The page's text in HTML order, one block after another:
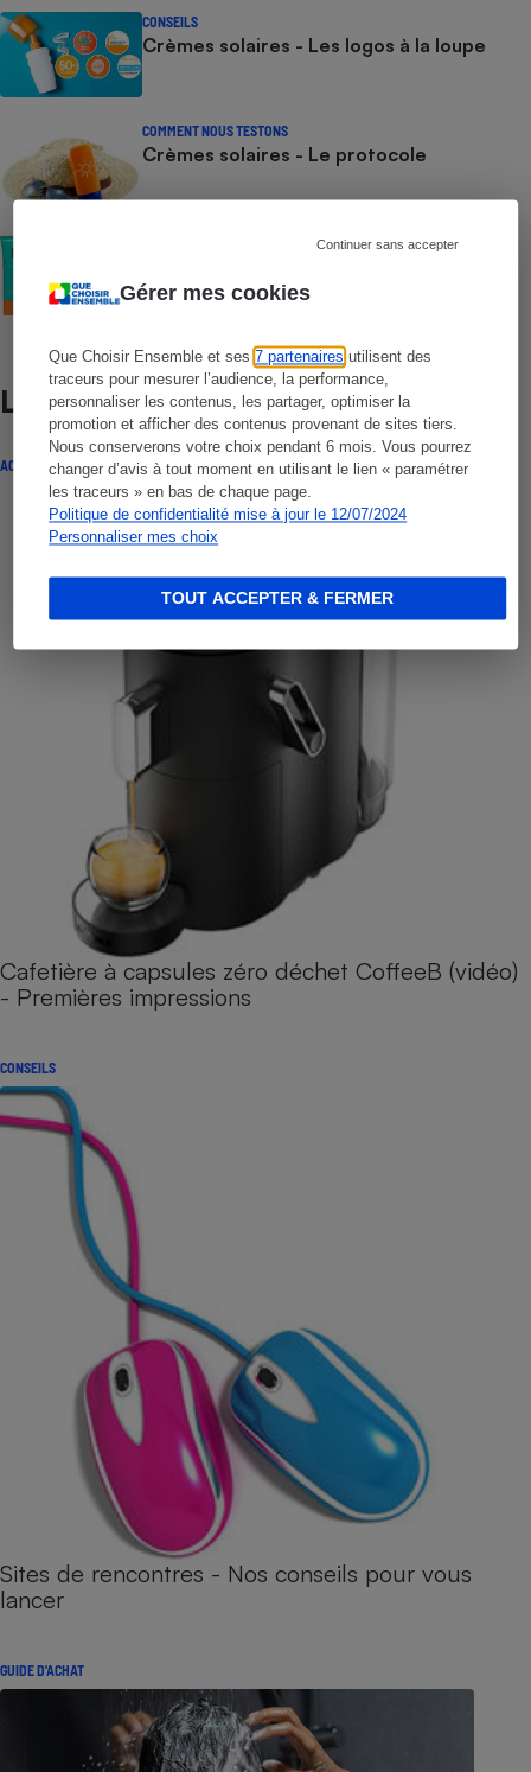
Gérer mes cookies
Que Choisir Ensemble et ses7 partenaires utilisent des
traceurs pour mesurer l’audience, la performance,
personnaliser les contenus, les partager, optimiser la
promotion et afficher des contenus provenant de sites tiers.
Nous conserverons votre choix pendant 6 mois. Vous pourrez
changer d’avis à tout moment en utilisant le lien « paramétrer
les traceurs » en bas de chaque page.
Politique de confidentialité mise à jour le 12/07/2024
Personnaliser mes choix
Continuer sans accepter
TOUT ACCEPTER & FERMER
CONSEILS
Crèmes solaires - Les logos à la loupe
COMMENT NOUS TESTONS
Crèmes solaires - Le protocole
Lire aussi
ACTUALITÉ
Cafetière à capsules zéro déchet CoffeeB (vidéo)
- Premières impressions
CONSEILS
Sites de rencontres - Nos conseils pour vous
lancer
GUIDE D'ACHAT